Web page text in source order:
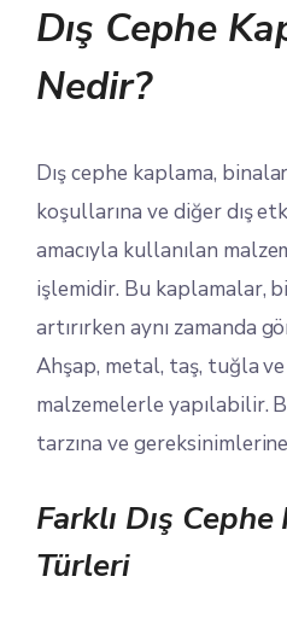
Dış Cephe
Nedir?
Dış cephe kaplama,
koşullarına ve diğer dış
amacıyla kullanılan
işlemidir. Bu kaplamalar,
artırırken aynı zamanda
Ahşap, metal, taş, tuğla
malzemelerle yapılabilir.
tarzına ve
Farklı Dış
Türleri